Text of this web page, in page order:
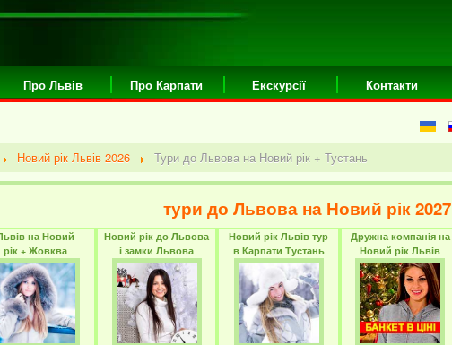
Про Львів Про Карпати Екскурсії Контакти
Новий рік Львів 2026 Тури до Львова на Новий рік + Тустань
тури до Львова на Новий рік 2027
на Новий
рік + Жовква
Новий рік до Львова
і замки Львова
Новий рік Львів тур
в Карпати Тустань
Дружна компанія на
Новий рік Львів